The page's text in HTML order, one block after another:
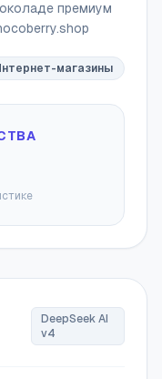
премиум
магазины
DeepSeek AI
v4